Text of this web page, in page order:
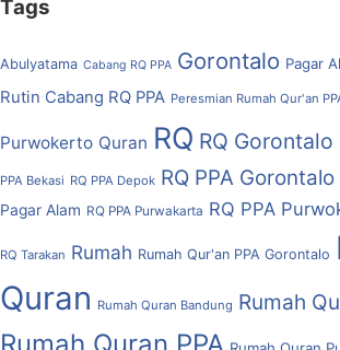
Tags
Abulyatama Cabang RQ PPA Gorontalo Pagar
Rutin Cabang RQ PPA Peresmian Rumah Qur'an
Purwokerto Quran RQ RQ Gorontalo
PPA Bekasi RQ PPA Depok RQ PPA Gorontalo
Pagar Alam RQ PPA Purwakarta RQ PPA
RQ Tarakan Rumah Rumah Qur'an PPA Gorontalo
Quran Rumah Quran Bandung Rumah